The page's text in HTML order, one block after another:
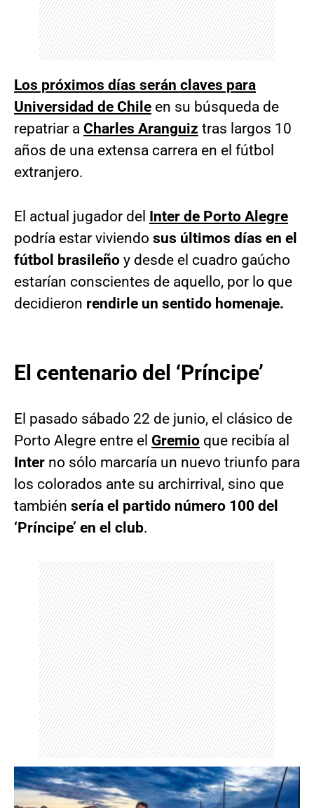
Los próximos días serán claves para
Universidad de Chile en su búsqueda de
repatriar a Charles Aranguiz tras largos 10
años de una extensa carrera en el fútbol
extranjero.
El actual jugador del Inter de Porto Alegre
podría estar viviendo sus últimos días en el
fútbol brasileño y desde el cuadro gaúcho
estarían conscientes de aquello, por lo que
decidieron rendirle un sentido homenaje.
El centenario del ‘Príncipe’
El pasado sábado 22 de junio, el clásico de
Porto Alegre entre el Gremio que recibía al
Inter no sólo marcaría un nuevo triunfo para
los colorados ante su archirrival, sino que
también sería el partido número 100 del
‘Príncipe’ en el club.